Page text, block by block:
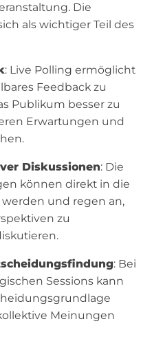
Die
als wichtiger Teil des
: Live Polling ermöglicht
Feedback zu
Publikum besser zu
Erwartungen und
Diskussionen: Die
können direkt in die
und regen an,
zu
: Bei
Sessions kann
Meinungen